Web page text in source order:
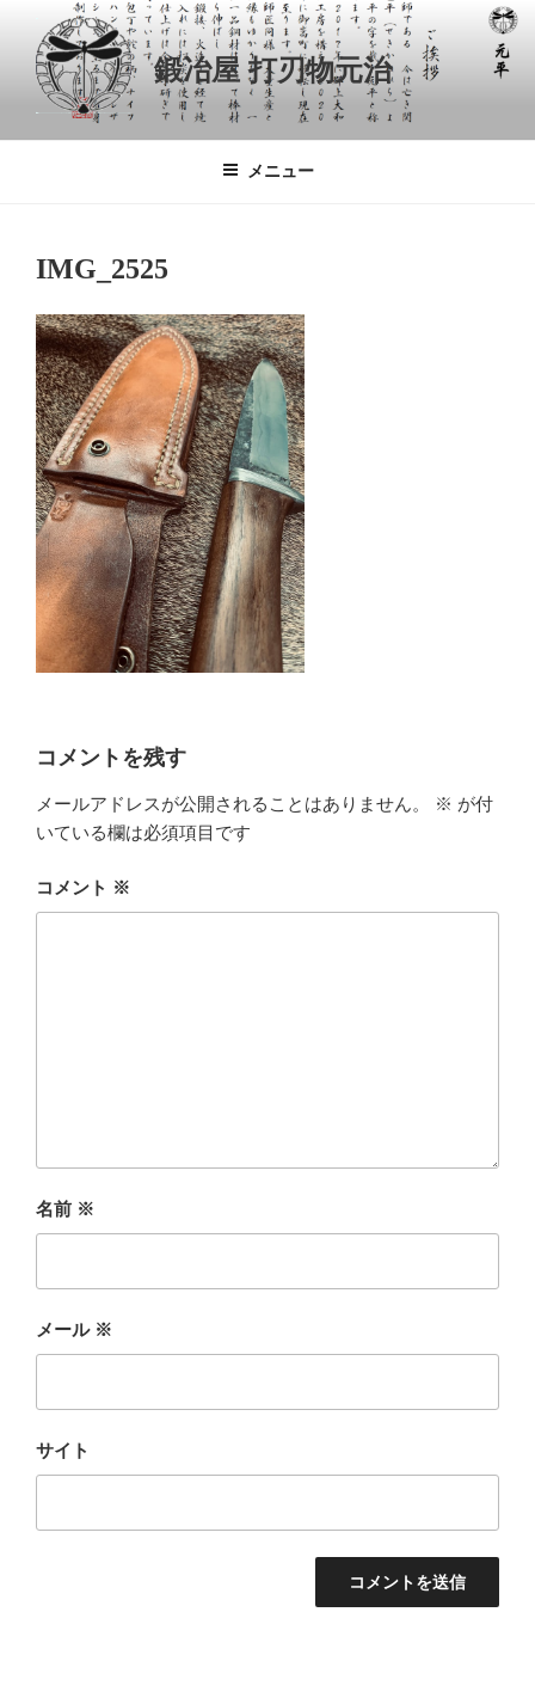
鍛冶屋 打刃物元治
メニュー
IMG_2525
コメントを残す
メールアドレスが公開されることはありません。 ※ が付
いている欄は必須項目です
コメント ※
名前 ※
メール ※
サイト